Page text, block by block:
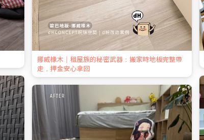
挪威橡木｜租屋族的秘密武器：搬家時地板完整帶
走，押金安心拿回